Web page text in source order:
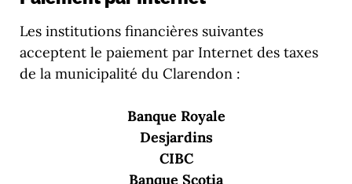
Les institutions financières suivantes
acceptent le paiement par Internet des taxes
de la municipalité du Clarendon :
Banque Royale
Desjardins
CIBC
Banque Scotia